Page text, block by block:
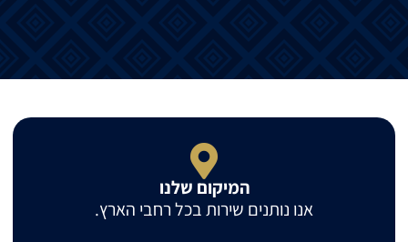
המיקום שלנו
אנו נותנים שירות בכל רחבי הארץ.